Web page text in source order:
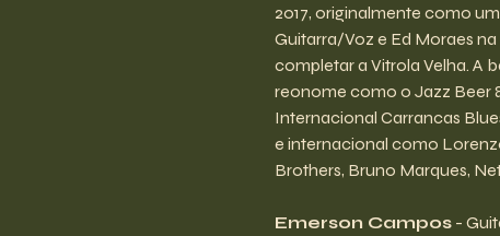
2017, originalmente como
Guitarra/Voz e Ed Moraes
completar a Vitrola Velha. A
reonome como o Jazz Beer
Internacional Carrancas
e internacional como
Brothers, Bruno Marques,
Emerson Campos -